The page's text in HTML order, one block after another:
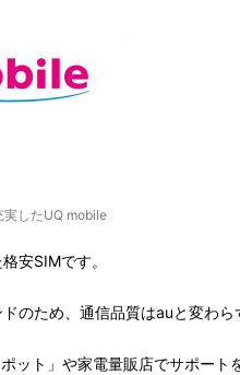
実したUQ mobile
安SIMです。
のため、通信品質はauと変わら
ット」や家電量販店でサポー